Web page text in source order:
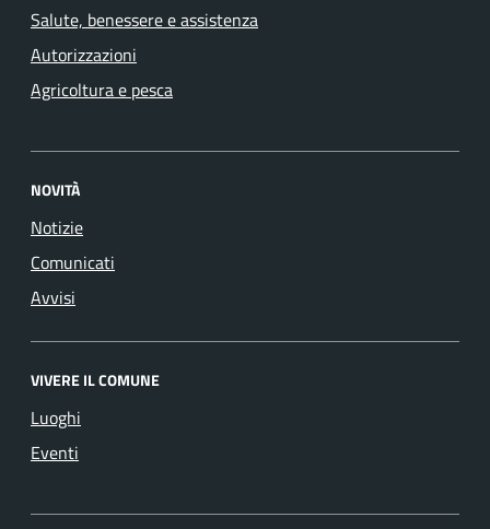
Salute, benessere e assistenza
Autorizzazioni
Agricoltura e pesca
NOVITÀ
Notizie
Comunicati
Avvisi
VIVERE IL COMUNE
Luoghi
Eventi